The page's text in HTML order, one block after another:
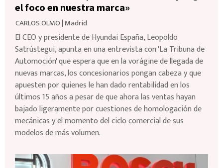
el foco en nuestra marca»
CARLOS OLMO|Madrid
El CEO y presidente de Hyundai España, Leopoldo
Satrústegui, apunta en una entrevista con 'La Tribuna de
Automoción' que espera que en la vorágine de llegada de
nuevas marcas, los concesionarios pongan cabeza y que
apuesten por quienes le han dado rentabilidad en los
últimos 15 años a pesar de que ahora las ventas hayan
bajado ligeramente por cuestiones de homologación de
mecánicas y el momento del ciclo comercial de sus
modelos de más volumen.